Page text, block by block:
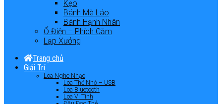
Kẹo
Bánh Mè Láo
Bánh Hạnh Nhân
Ổ Điện – Phích Cắm
Lạp Xưởng
Trang chủ
Giải Trí
Loa Nghe Nhạc
Loa Thẻ Nhớ – USB
Loa Bluetooth
Loa Vi Tính